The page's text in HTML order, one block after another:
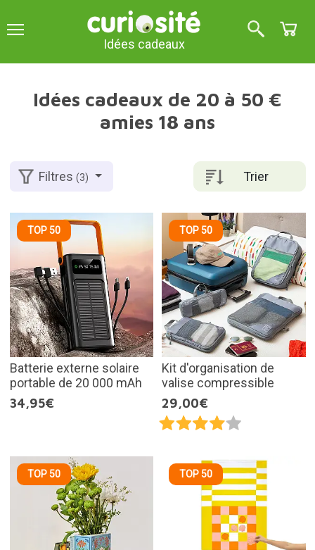
Idées cadeaux
Idées cadeaux de 20 à 50 €
amies 18 ans
Trier
Filtres(3)
TOP 50
Batterie externe solaire
portable de 20 000 mAh
34,95€
TOP 50
Kit d'organisation de
valise compressible
29,00€
TOP 50 TOP 50